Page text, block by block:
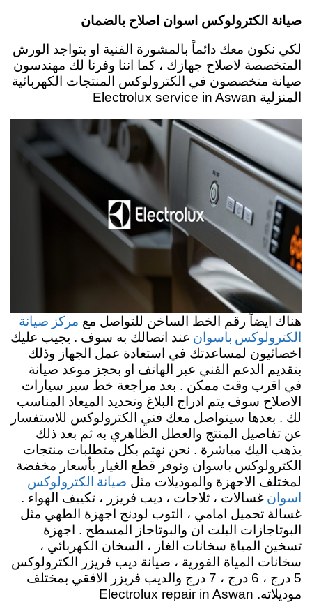
صيانة الكترولوكس اسوان اصلاح بالضمان
لكي نكون معك دائماً بالمشورة الفنية او بتواجد الورش
المتخصصة لاصلاح جهازك ، كما اننا وفرنا لك مهندسون
صيانة متخصصون في الكترولوكس المنتجات الكهربائية
المنزلية Electrolux service in Aswan
هناك ايضاً رقم الخط الساخن للتواصل مع مركز صيانة
الكترولوكس باسوان عند اتصالك به سوف . يجيب عليك
اخصائيون لمساعدتك في استعادة عمل الجهاز وذلك
بتقديم الدعم الفني عبر الهاتف او بحجز موعد صيانة
في اقرب وقت ممكن . بعد مراجعة خط سير سيارات
الاصلاح سوف يتم ادراج البلاغ وتحديد الميعاد المناسب
لك . بعدها سيتواصل معك فني الكترولوكس للاستفسار
عن تفاصيل المنتج والعطل الظاهري به ثم بعد ذلك
يذهب اليك مباشرة . نحن نهتم بكل متطلبات منتجات
الكترولوكس باسوان ونوفر قطع الغيار بأسعار مخفضة
لمختلف الاجهزة والموديلات مثل صيانة الكترولوكس
اسوان غسالات ، ثلاجات ، ديب فريزر ، تكييف الهواء .
غسالة تحميل امامي ، التوب لودنج اجهزة الطهي مثل
البوتاجازات البلت ان والبوتاجاز المسطح . اجهزة
تسخين المياة سخانات الغاز ، السخان الكهربائي ،
سخانات المياة الفورية ، صيانة ديب فريزر الكترولوكس
5 درج ، 6 درج ، 7 درج والديب فريزر الافقي بمختلف
موديلاته. Electrolux repair in Aswan